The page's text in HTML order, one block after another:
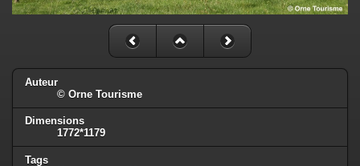
Auteur
© Orne Tourisme
Dimensions
1772*1179
Tags